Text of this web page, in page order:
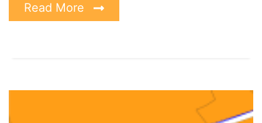
Read More